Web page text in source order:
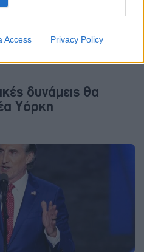
Access Privacy Policy
δυνάμεις θα
Υόρκη